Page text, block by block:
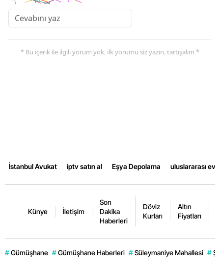
* Bu içerik ile ilgili yorum yok, ilk yorumu siz yazın, tartışalım *
İstanbul Avukat iptv satın al Eşya Depolama uluslararası
Künye İletişim
Son
Dakika
Haberleri
Döviz
Kurları
Altın
Fiyatları
# Gümüşhane # Gümüşhane Haberleri # Süleymaniye Mahallesi #